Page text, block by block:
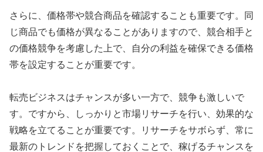
さらに、価格帯や競合商品を確認することも重要です。同
じ商品でも価格が異なることがありますので、競合相手と
の価格競争を考慮した上で、自分の利益を確保できる価格
帯を設定することが重要です。
転売ビジネスはチャンスが多い一方で、競争も激しいで
す。ですから、しっかりと市場リサーチを行い、効果的な
戦略を立てることが重要です。リサーチをサボらず、常に
最新のトレンドを把握しておくことで、稼げるチャンスを